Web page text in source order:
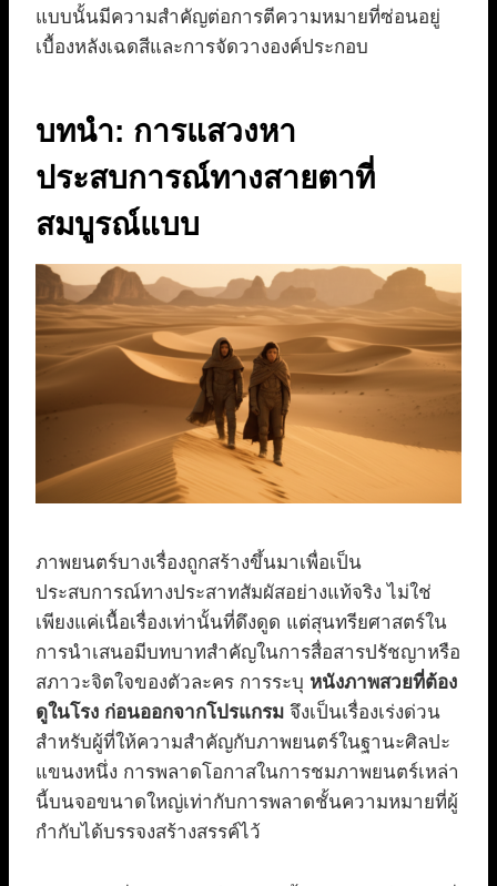
แบบนั้นมีความสำคัญต่อการตีความหมายที่ซ่อนอยู่
เบื้องหลังเฉดสีและการจัดวางองค์ประกอบ
บทนำ: การแสวงหา
ประสบการณ์ทางสายตาที่
สมบูรณ์แบบ
ภาพยนตร์บางเรื่องถูกสร้างขึ้นมาเพื่อเป็น
ประสบการณ์ทางประสาทสัมผัสอย่างแท้จริง ไม่ใช่
เพียงแค่เนื้อเรื่องเท่านั้นที่ดึงดูด แต่สุนทรียศาสตร์ใน
การนำเสนอมีบทบาทสำคัญในการสื่อสารปรัชญาหรือ
สภาวะจิตใจของตัวละคร การระบุ หนังภาพสวยที่ต้อง
ดูในโรง ก่อนออกจากโปรแกรม จึงเป็นเรื่องเร่งด่วน
สำหรับผู้ที่ให้ความสำคัญกับภาพยนตร์ในฐานะศิลปะ
แขนงหนึ่ง การพลาดโอกาสในการชมภาพยนตร์เหล่า
นี้บนจอขนาดใหญ่เท่ากับการพลาดชั้นความหมายที่ผู้
กำกับได้บรรจงสร้างสรรค์ไว้